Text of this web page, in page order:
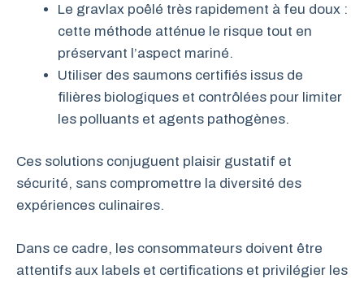
Le gravlax poêlé très rapidement à feu doux :
cette méthode atténue le risque tout en
préservant l’aspect mariné.
Utiliser des saumons certifiés issus de
filières biologiques et contrôlées pour limiter
les polluants et agents pathogènes.
Ces solutions conjuguent plaisir gustatif et
sécurité, sans compromettre la diversité des
expériences culinaires.
Dans ce cadre, les consommateurs doivent être
attentifs aux labels et certifications et privilégier les